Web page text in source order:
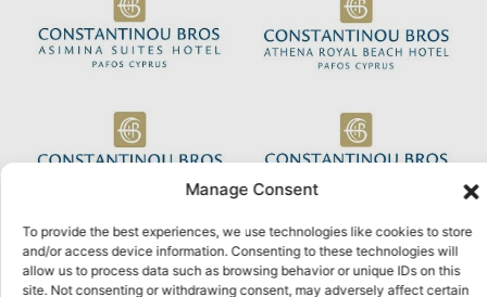
Manage Consent
To provide the best experiences, we use technologies like cookies to store
and/or access device information. Consenting to these technologies will
allow us to process data such as browsing behavior or unique IDs on this
site. Not consenting or withdrawing consent, may adversely affect certain
© 2026 Constantinou Bros Hotels Ltd. All rights reserved.